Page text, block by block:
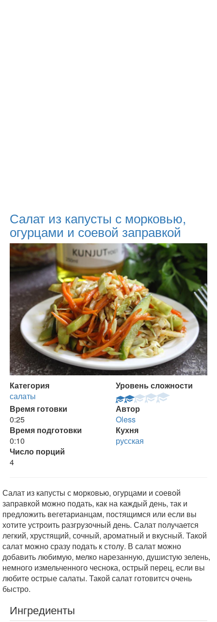
Салат из капусты с морковью,
огурцами и соевой заправкой
Категория
салаты
Уровень сложности
Время готовки
0:25
Автор
Oless
Время подготовки
0:10
Кухня
русская
Число порций
4
Салат из капусты с морковью, огурцами и соевой
заправкой можно подать, как на каждый день, так и
предложить вегетарианцам, постящимся или если вы
хотите устроить разгрузочный день. Салат получается
легкий, хрустящий, сочный, ароматный и вкусный. Такой
салат можно сразу подать к столу. В салат можно
добавить любимую, мелко нарезанную, душистую зелень,
немного измельченного чеснока, острый перец, если вы
любите острые салаты. Такой салат готовитсч очень
быстро.
Ингредиенты